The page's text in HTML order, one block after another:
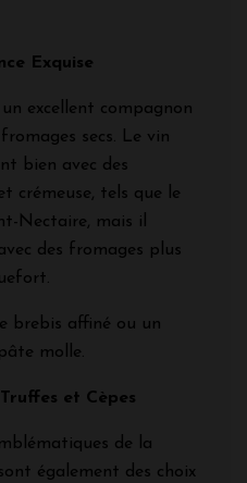
Exquise
excellent compagnon
secs. Le vin
bien avec des
crémeuse, tels que le
Nectaire, mais il
des fromages plus
brebis affiné ou un
molle.
et Cèpes
de la
également des choix